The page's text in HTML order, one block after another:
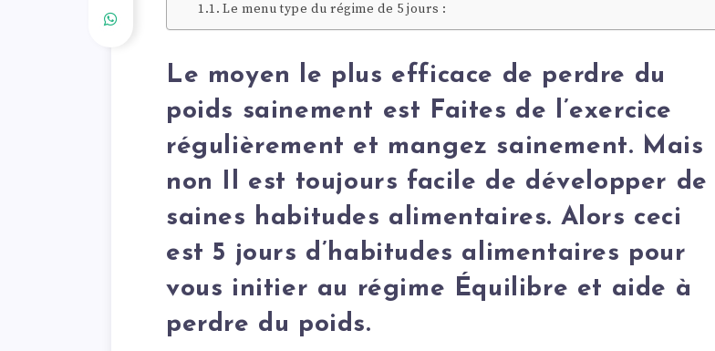
Le menu type du régime de 5 jours :
Le moyen le plus efficace de perdre du
poids sainement est Faites de l’exercice
régulièrement et mangez sainement. Mais
non Il est toujours facile de développer de
saines habitudes alimentaires. Alors ceci
est 5 jours d’habitudes alimentaires pour
vous initier au régime Équilibre et aide à
perdre du poids.